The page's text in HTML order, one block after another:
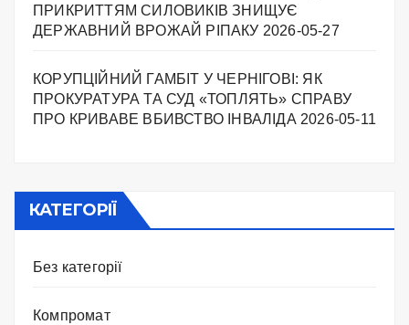
ПРИКРИТТЯМ СИЛОВИКІВ ЗНИЩУЄ
ДЕРЖАВНИЙ ВРОЖАЙ РІПАКУ ​ 2026-05-27
КОРУПЦІЙНИЙ ГАМБІТ У ЧЕРНІГОВІ: ЯК
ПРОКУРАТУРА ТА СУД «ТОПЛЯТЬ» СПРАВУ
ПРО КРИВАВЕ ВБИВСТВО ІНВАЛІДА 2026-05-11
КАТЕГОРІЇ
Без категорії
Компромат